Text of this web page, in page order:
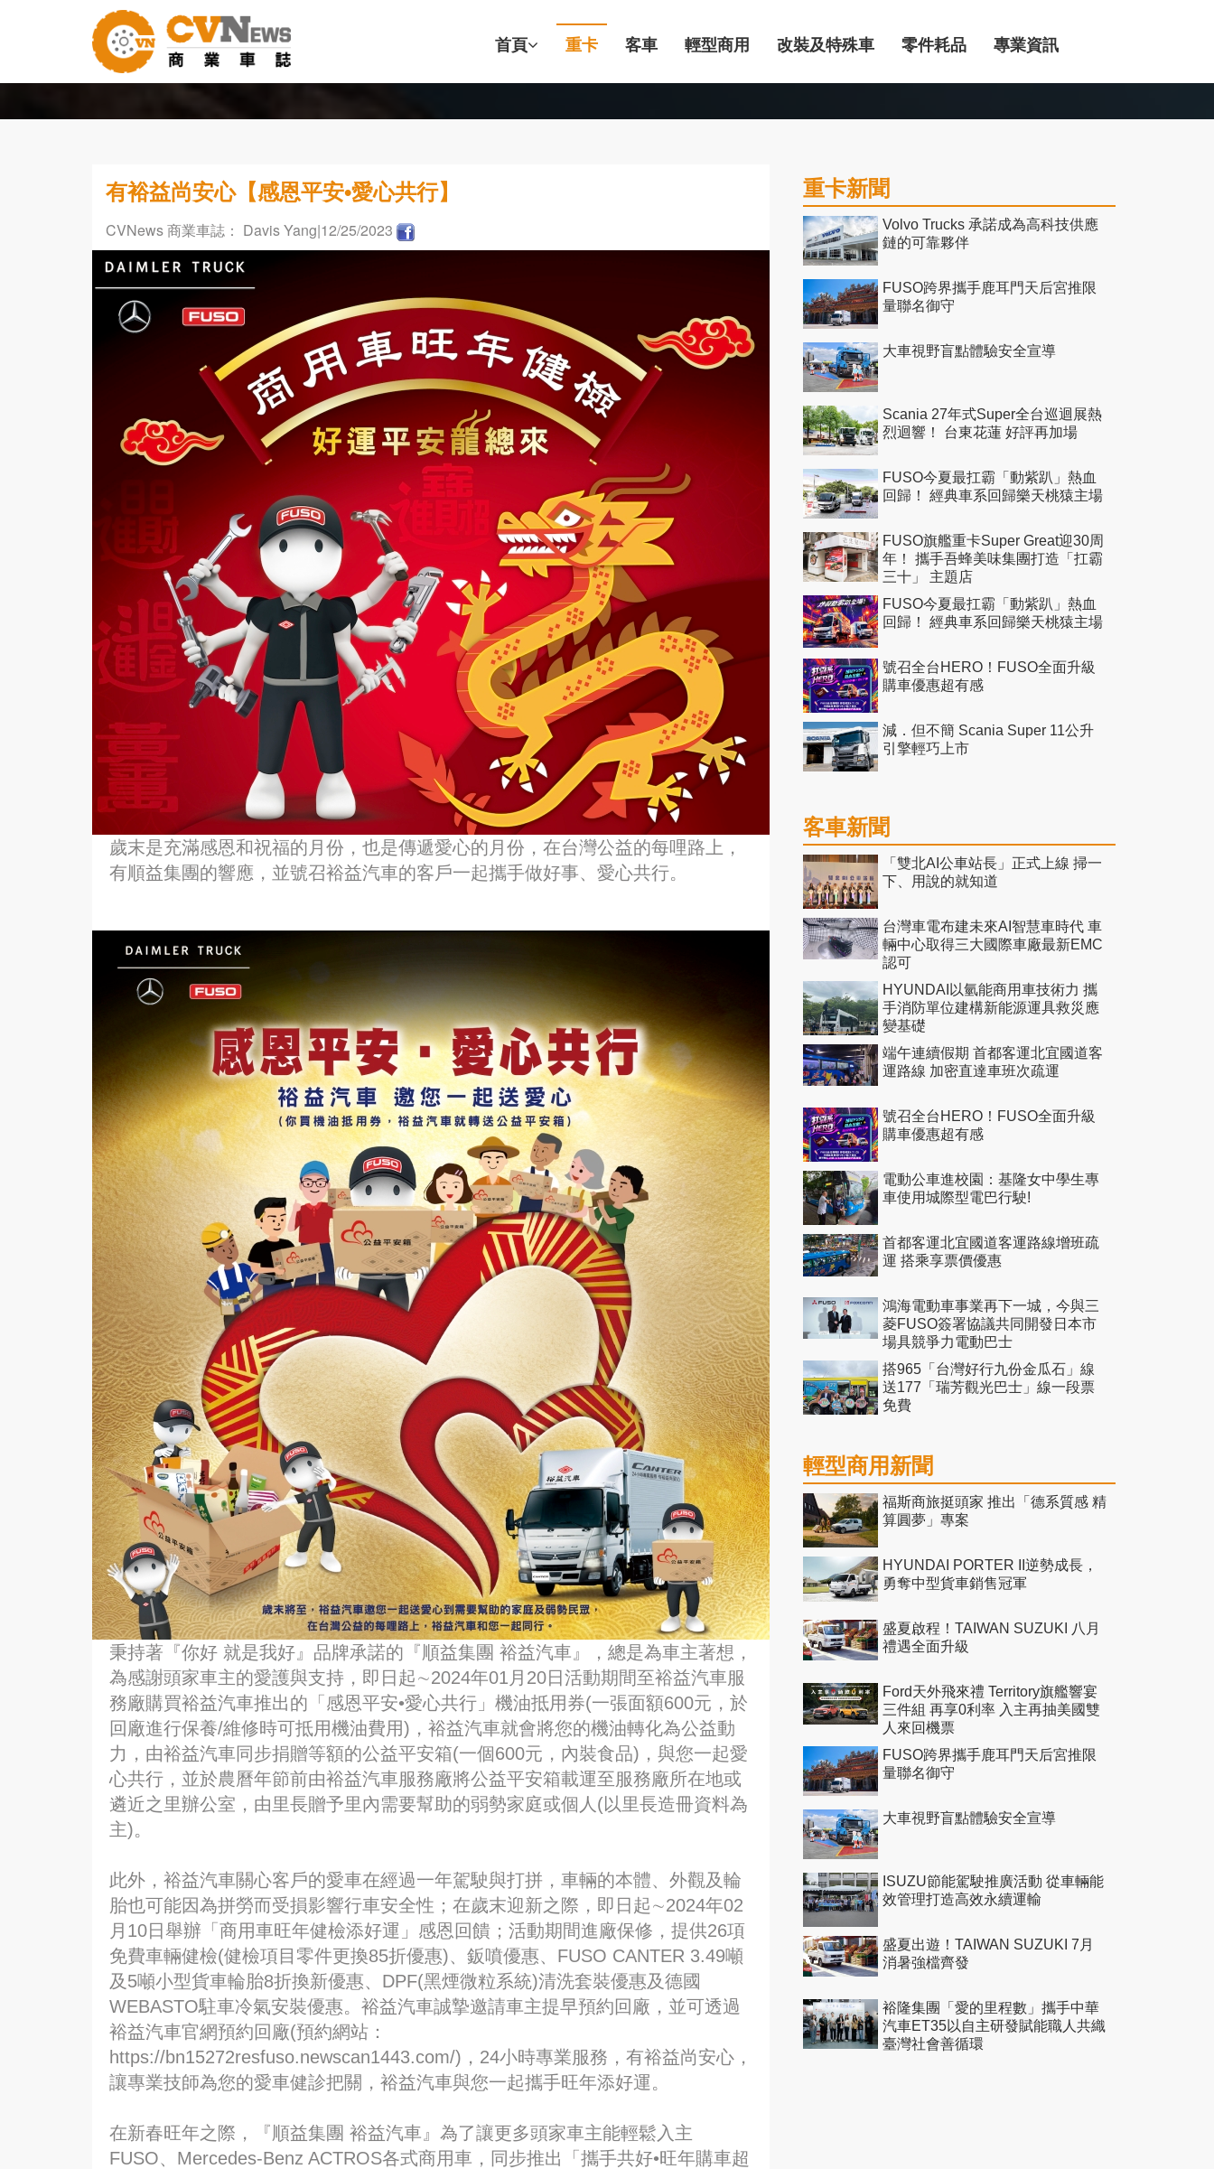
首頁 重卡 客車 輕型商用 改裝及特殊車 零件耗品 專業資訊
有裕益尚安心【感恩平安•愛心共行】
CVNews 商業車誌： Davis Yang|12/25/2023
歲末是充滿感恩和祝福的月份，也是傳遞愛心的月份，在台灣公益的每哩路上，
有順益集團的響應，並號召裕益汽車的客戶一起攜手做好事、愛心共行。
秉持著『你好 就是我好』品牌承諾的『順益集團 裕益汽車』，總是為車主著想，
為感謝頭家車主的愛護與支持，即日起∼2024年01月20日活動期間至裕益汽車服
務廠購買裕益汽車推出的「感恩平安•愛心共行」機油抵用券(一張面額600元，於
回廠進行保養/維修時可抵用機油費用)，裕益汽車就會將您的機油轉化為公益動
力，由裕益汽車同步捐贈等額的公益平安箱(一個600元，內裝食品)，與您一起愛
心共行，並於農曆年節前由裕益汽車服務廠將公益平安箱載運至服務廠所在地或
遴近之里辦公室，由里長贈予里內需要幫助的弱勢家庭或個人(以里長造冊資料為
主)。
此外，裕益汽車關心客戶的愛車在經過一年駕駛與打拼，車輛的本體、外觀及輪
胎也可能因為拼勞而受損影響行車安全性；在歲末迎新之際，即日起∼2024年02
月10日舉辦「商用車旺年健檢添好運」感恩回饋；活動期間進廠保修，提供26項
免費車輛健檢(健檢項目零件更換85折優惠)、鈑噴優惠、FUSO CANTER 3.49噸
及5噸小型貨車輪胎8折換新優惠、DPF(黑煙微粒系統)清洗套裝優惠及德國
WEBASTO駐車冷氣安裝優惠。裕益汽車誠摯邀請車主提早預約回廠，並可透過
裕益汽車官網預約回廠(預約網站：
https://bn15272resfuso.newscan1443.com/)，24小時專業服務，有裕益尚安心，
讓專業技師為您的愛車健診把關，裕益汽車與您一起攜手旺年添好運。
在新春旺年之際，『順益集團 裕益汽車』為了讓更多頭家車主能輕鬆入主
FUSO、Mercedes-Benz ACTROS各式商用車，同步推出「攜手共好•旺年購車超
重卡新聞
Volvo Trucks 承諾成為高科技供應
鏈的可靠夥伴
FUSO跨界攜手鹿耳門天后宮推限
量聯名御守
大車視野盲點體驗安全宣導
Scania 27年式Super全台巡迴展熱
烈迴響！ 台東花蓮 好評再加場
FUSO今夏最扛霸「動紫趴」熱血
回歸！ 經典車系回歸樂天桃猿主場
FUSO旗艦重卡Super Great迎30周
年！ 攜手吾蜂美味集團打造「扛霸
三十」 主題店
FUSO今夏最扛霸「動紫趴」熱血
回歸！ 經典車系回歸樂天桃猿主場
號召全台HERO！FUSO全面升級
購車優惠超有感
減．但不簡 Scania Super 11公升
引擎輕巧上市
客車新聞
「雙北AI公車站長」正式上線 掃一
下、用說的就知道
台灣車電布建未來AI智慧車時代 車
輛中心取得三大國際車廠最新EMC
認可
HYUNDAI以氫能商用車技術力 攜
手消防單位建構新能源運具救災應
變基礎
端午連續假期 首都客運北宜國道客
運路線 加密直達車班次疏運
號召全台HERO！FUSO全面升級
購車優惠超有感
電動公車進校園：基隆女中學生專
車使用城際型電巴行駛!
首都客運北宜國道客運路線增班疏
運 搭乘享票價優惠
鴻海電動車事業再下一城，今與三
菱FUSO簽署協議共同開發日本市
場具競爭力電動巴士
搭965「台灣好行九份金瓜石」線
送177「瑞芳觀光巴士」線一段票
免費
輕型商用新聞
福斯商旅挺頭家 推出「德系質感 精
算圓夢」專案
HYUNDAI PORTER II逆勢成長，
勇奪中型貨車銷售冠軍
盛夏啟程！TAIWAN SUZUKI 八月
禮遇全面升級
Ford天外飛來禮 Territory旗艦響宴
三件組 再享0利率 入主再抽美國雙
人來回機票
FUSO跨界攜手鹿耳門天后宮推限
量聯名御守
大車視野盲點體驗安全宣導
ISUZU節能駕駛推廣活動 從車輛能
效管理打造高效永續運輸
盛夏出遊！TAIWAN SUZUKI 7月
消暑強檔齊發
裕隆集團「愛的里程數」攜手中華
汽車ET35以自主研發賦能職人共織
臺灣社會善循環